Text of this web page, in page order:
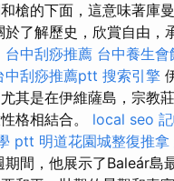
槍的下面，這意味著庫
了解歷史，欣賞自由，
台中刮痧推薦 台中養生會
中刮痧推薦ptt 搜索引擎
其是在伊維薩島，宗教
格相結合。 local seo
ptt 明道花園城整復推拿
期間，他展示了Baleár島